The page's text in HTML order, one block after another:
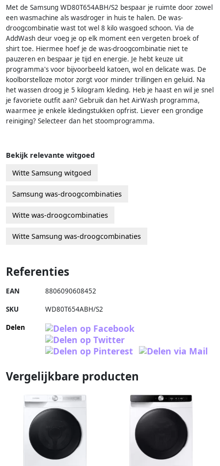
Met de Samsung WD80T654ABH/S2 bespaar je ruimte door zowel
een wasmachine als wasdroger in huis te halen. De was-
droogcombinatie wast tot wel 8 kilo wasgoed schoon. Via de
AddWash deur voeg je op elk moment een vergeten broek of
shirt toe. Hiermee hoef je de was-droogcombinatie niet te
pauzeren en bespaar je tijd en energie. Je hebt keuze uit
programma's voor bijvoorbeeld katoen, wol en delicate was. De
koolborstelloze motor zorgt voor minder trillingen en geluid. Na
het wassen droog je 5 kilogram kleding. Heb je haast en wil je snel
je favoriete outfit aan? Gebruik dan het AirWash programma,
waarmee je enkele kledingstukken opfrist. Liever een grondige
reiniging? Selecteer dan het stoomprogramma.
Bekijk relevante witgoed
Witte Samsung witgoed
Samsung was-droogcombinaties
Witte was-droogcombinaties
Witte Samsung was-droogcombinaties
Referenties
EAN 8806090608452
SKU WD80T654ABH/S2
Delen
Vergelijkbare producten